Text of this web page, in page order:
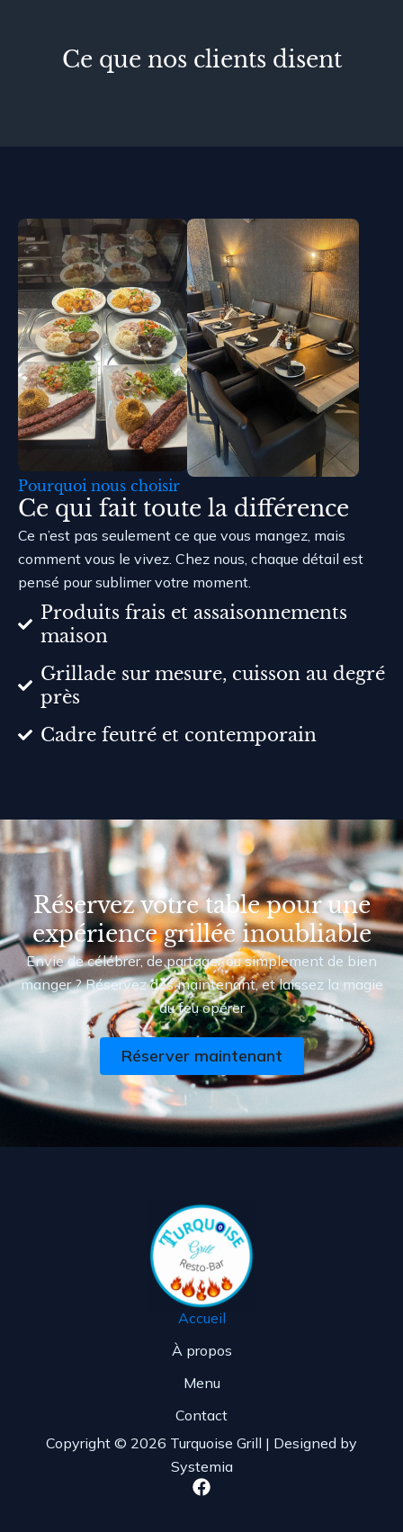
Ce que nos clients disent
Pourquoi nous choisir
Ce qui fait toute la différence
Ce n’est pas seulement ce que vous mangez, mais
comment vous le vivez. Chez nous, chaque détail est
pensé pour sublimer votre moment.
Produits frais et assaisonnements
maison
Grillade sur mesure, cuisson au degré
près
Cadre feutré et contemporain
Réservez votre table pour une
expérience grillée inoubliable
Envie de célébrer, de partager ou simplement de bien
manger ? Réservez dès maintenant, et laissez la magie
du feu opérer
Réserver maintenant
Accueil
À propos
Menu
Contact
Copyright © 2026 Turquoise Grill | Designed by
Systemia
F
a